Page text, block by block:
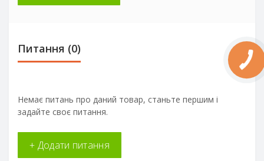
Питання (0)
Немає питань про даний товар, станьте першим і
задайте своє питання.
+ Додати питання